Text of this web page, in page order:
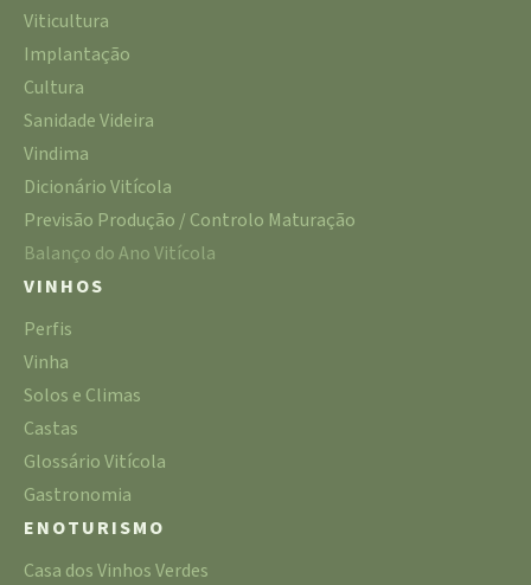
Viticultura
Implantação
Cultura
Sanidade Videira
Vindima
Dicionário Vitícola
Previsão Produção / Controlo Maturação
Balanço do Ano Vitícola
VINHOS
Perfis
Vinha
Solos e Climas
Castas
Glossário Vitícola
Gastronomia
ENOTURISMO
Casa dos Vinhos Verdes